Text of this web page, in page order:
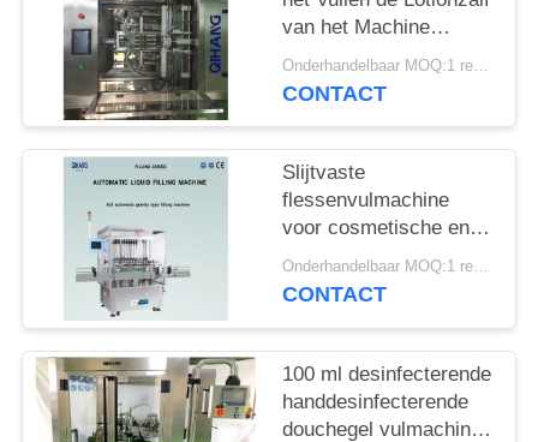
van het Machine
Gezichtsreinigingsmiddel
Onderhandelbaar MOQ:1 reeks
CONTACT
Slijtvaste
flessenvulmachine
voor cosmetische en
pastaproducten met
waterolie, crème
Onderhandelbaar MOQ:1 reeks
CONTACT
100 ml desinfecterende
handdesinfecterende
douchegel vulmachine